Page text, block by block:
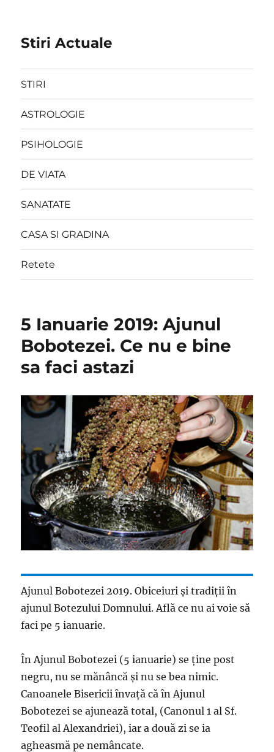
Stiri Actuale
STIRI
ASTROLOGIE
PSIHOLOGIE
DE VIATA
SANATATE
CASA SI GRADINA
Retete
5 Ianuarie 2019: Ajunul
Bobotezei. Ce nu e bine
sa faci astazi
Ajunul Bobotezei 2019. Obiceiuri și tradiții în
ajunul Botezului Domnului. Află ce nu ai voie să
faci pe 5 ianuarie.
În Ajunul Bobotezei (5 ianuarie) se ține post
negru, nu se mănâncă și nu se bea nimic.
Canoanele Bisericii învață că în Ajunul
Bobotezei se ajunează total, (Canonul 1 al Sf.
Teofil al Alexandriei), iar a două zi se ia
agheasmă pe nemâncate.